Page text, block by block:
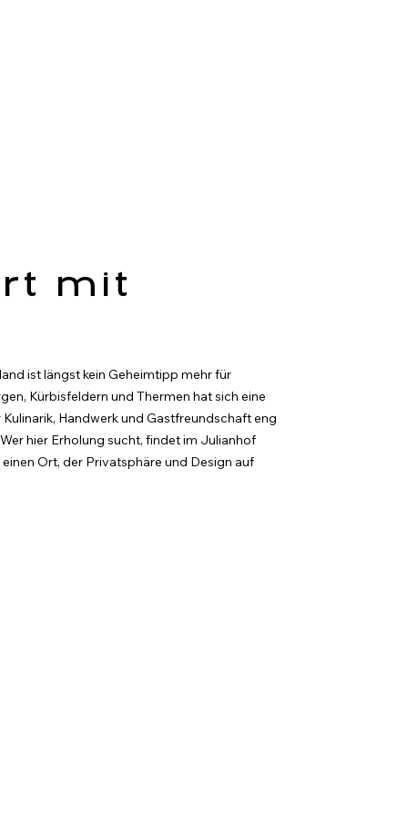
mit
ist längst kein Geheimtipp mehr für
Kürbisfeldern und Thermen hat sich eine
Handwerk und Gastfreundschaft eng
hier Erholung sucht, findet im Julianhof
Ort, der Privatsphäre und Design auf